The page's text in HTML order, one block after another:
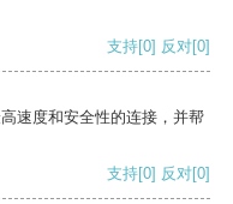
支持[0] 反对[0]
速度和安全性的连接，并帮
支持[0] 反对[0]